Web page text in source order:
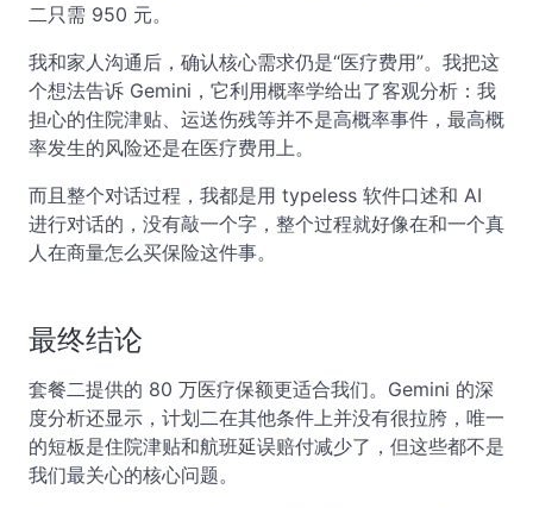
二只需 950 元。
我和家人沟通后，确认核心需求仍是“医疗费用”。我把这
个想法告诉 Gemini，它利用概率学给出了客观分析：我
担心的住院津贴、运送伤残等并不是高概率事件，最高概
率发生的风险还是在医疗费用上。
而且整个对话过程，我都是用 typeless 软件口述和 AI
进行对话的，没有敲一个字，整个过程就好像在和一个真
人在商量怎么买保险这件事。
最终结论
套餐二提供的 80 万医疗保额更适合我们。Gemini 的深
度分析还显示，计划二在其他条件上并没有很拉胯，唯一
的短板是住院津贴和航班延误赔付减少了，但这些都不是
我们最关心的核心问题。